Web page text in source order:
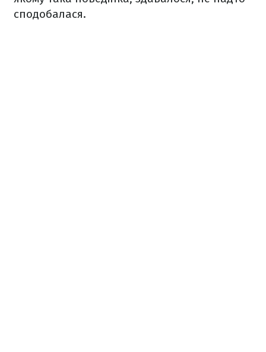
сподобалася.